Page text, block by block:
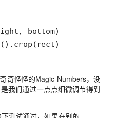
奇怪怪的Magic Numbers，没
我们通过一点点细微调节得到